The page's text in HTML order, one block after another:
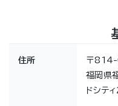
住所
〒
福岡県
ドシテ